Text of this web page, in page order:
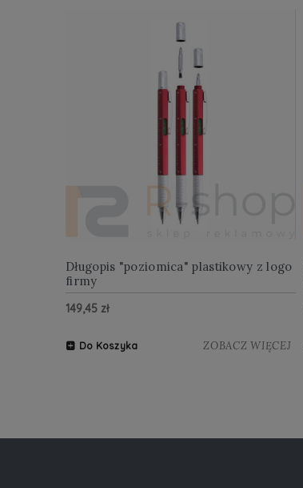
Długopis "poziomica" plastikowy z logo
firmy
149,45 zł
Do Koszyka ZOBACZ WIĘCEJ